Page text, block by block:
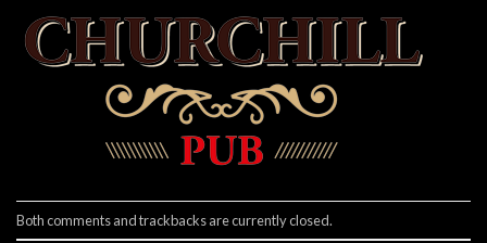
Both comments and trackbacks are currently closed.